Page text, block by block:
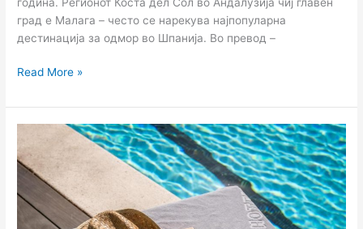
град е Малага – често се нарекува најпопуларна
дестинација за одмор во Шпанија. Во превод –
Read More »
Де
Мар
Лето
2026